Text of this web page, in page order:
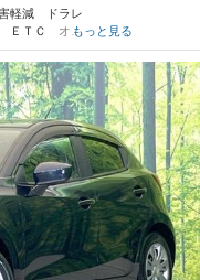
軽減 ドラレ
ＥＴＣ オー
滑り防止装
もっと見る